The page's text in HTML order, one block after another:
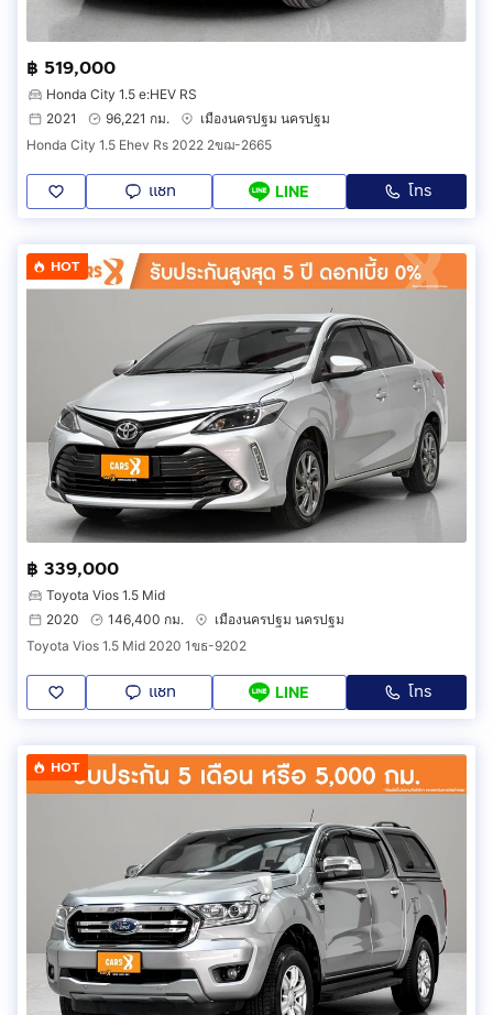
฿ 519,000
Honda City 1.5 e:HEV RS
2021
96,221 กม.
เมืองนครปฐม นครปฐม
Honda City 1.5 Ehev Rs 2022 2ขฌ-2665
แชท LINE โทร
HOT
฿ 339,000
Toyota Vios 1.5 Mid
2020
146,400 กม.
เมืองนครปฐม นครปฐม
Toyota Vios 1.5 Mid 2020 1ขธ-9202
แชท LINE โทร
HOT